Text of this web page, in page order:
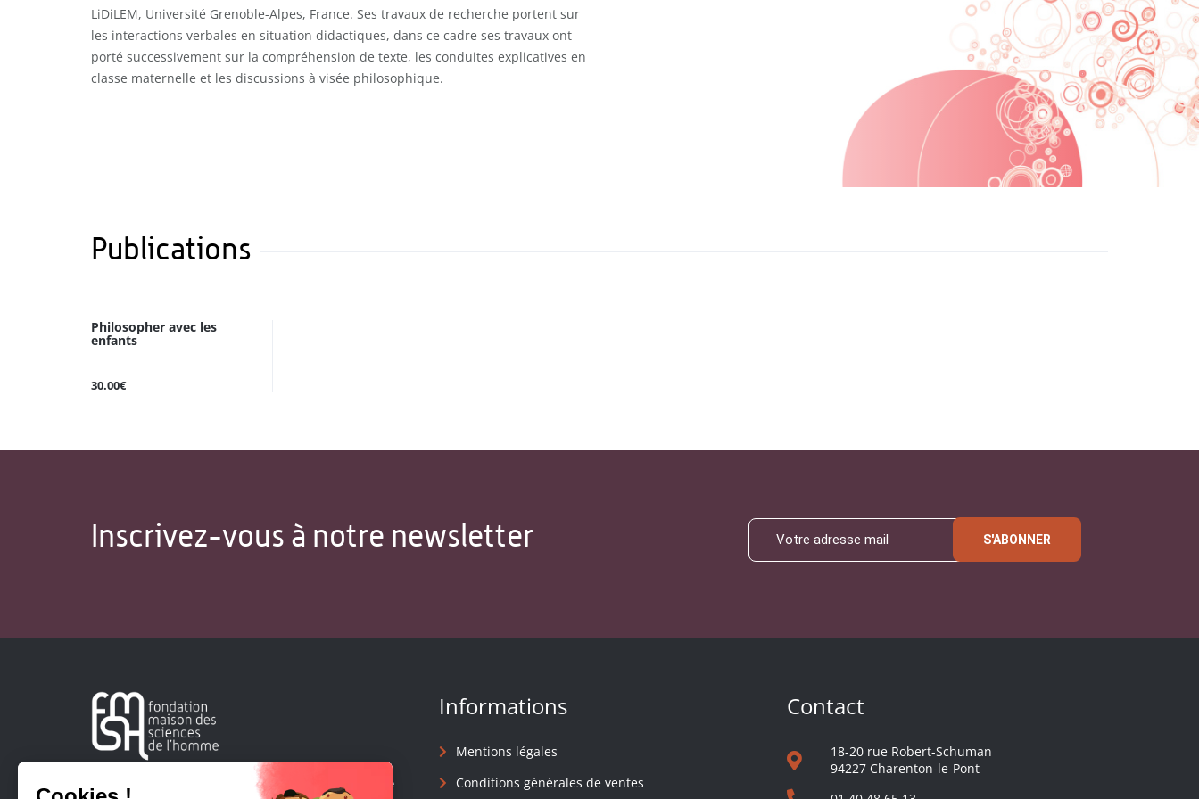
LiDiLEM, Université Grenoble-Alpes, France. Ses travaux de recherche portent sur
les interactions verbales en situation didactiques, dans ce cadre ses travaux ont
porté successivement sur la compréhension de texte, les conduites explicatives en
classe maternelle et les discussions à visée philosophique.
Publications
Philosopher avec les
enfants
30.00€
Inscrivez-vous à notre newsletter S'ABONNER
Créée en 1963, la Fondation Maison Sciences de l'Homme
Informations
Mentions légales
Conditions générales de ventes
Contact
18-20 rue Robert-Schuman
94227 Charenton-le-Pont